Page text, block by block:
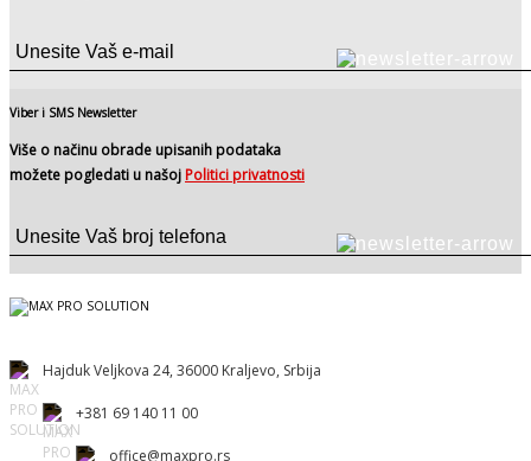
Viber i SMS Newsletter
Više o načinu obrade upisanih podataka
možete pogledati u našoj Politici privatnosti
Hajduk Veljkova 24, 36000 Kraljevo, Srbija
+381 69 140 11 00
office@maxpro.rs